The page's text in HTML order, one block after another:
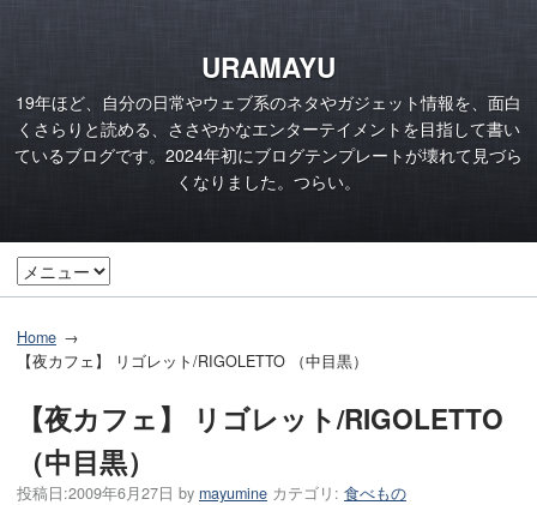
URAMAYU
19年ほど、自分の日常やウェブ系のネタやガジェット情報を、面白
くさらりと読める、ささやかなエンターテイメントを目指して書い
ているブログです。2024年初にブログテンプレートが壊れて見づら
くなりました。つらい。
Home
【夜カフェ】 リゴレット/RIGOLETTO （中目黒）
【夜カフェ】 リゴレット/RIGOLETTO
（中目黒）
投稿日:2009年6月27日 by mayumine カテゴリ: 食べもの